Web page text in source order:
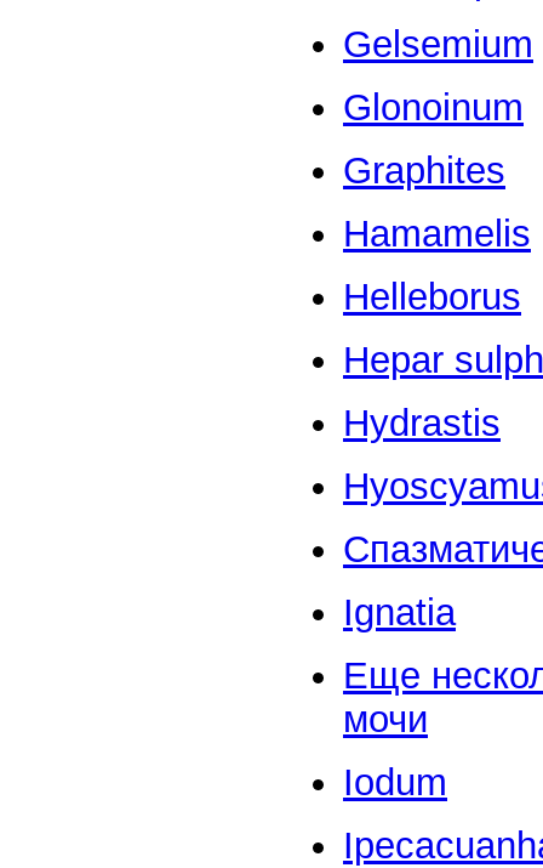
Gelsemium
Glonoinum
Graphites
Hamamelis
Helleborus
Hepar
Hydrastis
Ignatia
Еще
мочи
Iodum